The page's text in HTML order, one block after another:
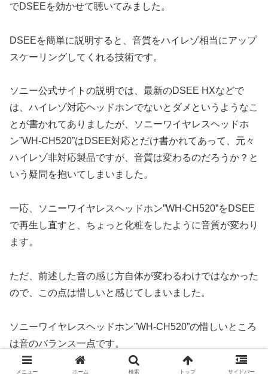
でDSEEを効かせて聴いてみました。
DSEEを簡単に説明すると、音質をハイレゾ相当にアップ
スケーリングしてくれる技術です。
ソニー公式サイトの説明では、最新のDSEE HXなどで
は、ハイレゾ対応ヘッドホンでないとダメというようなこ
とが書かれてありましたが、ソニーワイヤレスヘッドホ
ン”WH-CH520”はDSEE対応とだけ書かれてあって、元々
ハイレゾ非対応製品ですが、音質は変わるのだろうか？と
いう疑問を抱いてしまいました。
一応、ソニーワイヤレスヘッドホン”WH-CH520”をDSEE
で再生し直すと、ちょっと化粧をしたように音質が変わり
ます。
ただ、前述した音の感じ方自体が変わるわけではなかった
ので、この点は惜しいと感じてしまいました。
ソニーワイヤレスヘッドホン”WH-CH520”の惜しいところ
は音のバランス一点です。
メニュー ホーム 検索 トップ サイドバー